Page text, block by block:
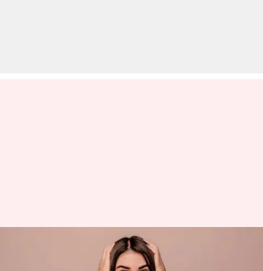
మీ వయసును మరింత పెంచే ఫ్యాషన్
మిస్టేక్స్ అస్సలు చేయకండి